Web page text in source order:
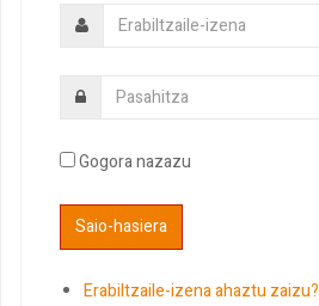
Gogora nazazu
Erabiltzaile-izena ahaztu zaizu?